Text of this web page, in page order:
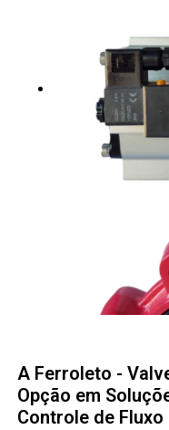
A Ferroleto -
Opção em
Controle de Fluxo